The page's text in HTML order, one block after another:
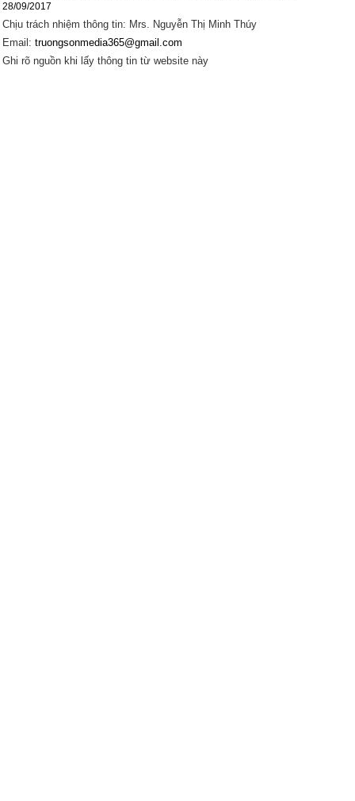
28/09/2017
Chịu trách nhiệm thông tin: Mrs. Nguyễn Thị Minh Thúy
Email: truongsonmedia365@gmail.com
Ghi rõ nguồn khi lấy thông tin từ website này